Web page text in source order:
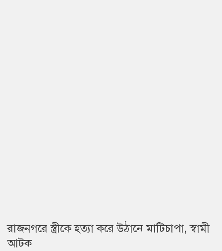
রাজনগরে স্ত্রীকে হত্যা করে উঠানে মাটিচাপা, স্বামী
আটক